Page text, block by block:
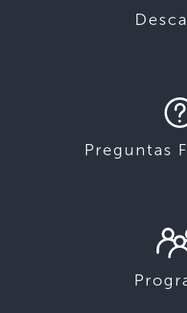
Preguntas